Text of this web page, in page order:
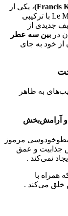
، یکی از
. Le Male با ترکیبی
جدیدی از
در بین سه عطر
از خود به جای
به ظاهر
و آرامش‌بخش
مرموز
جذابیت و عمق
نمی‌کند .
همراه با
می‌کند .